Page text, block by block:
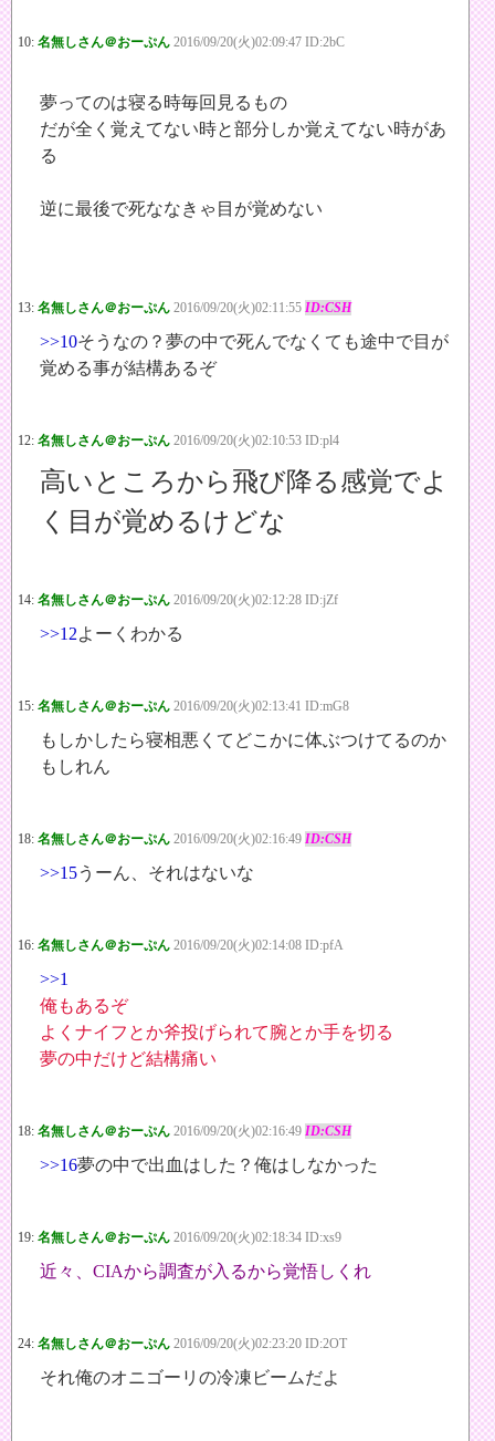
10: 名無しさん＠おーぷん 2016/09/20(火)02:09:47 ID:2bC
夢ってのは寝る時毎回見るもの
だが全く覚えてない時と部分しか覚えてない時があ
る
逆に最後で死ななきゃ目が覚めない
13: 名無しさん＠おーぷん 2016/09/20(火)02:11:55 ID:CSH
>>10そうなの？夢の中で死んでなくても途中で目が
覚める事が結構あるぞ
12: 名無しさん＠おーぷん 2016/09/20(火)02:10:53 ID:pl4
高いところから飛び降る感覚でよ
く目が覚めるけどな
14: 名無しさん＠おーぷん 2016/09/20(火)02:12:28 ID:jZf
>>12よーくわかる
15: 名無しさん＠おーぷん 2016/09/20(火)02:13:41 ID:mG8
もしかしたら寝相悪くてどこかに体ぶつけてるのか
もしれん
18: 名無しさん＠おーぷん 2016/09/20(火)02:16:49 ID:CSH
>>15うーん、それはないな
16: 名無しさん＠おーぷん 2016/09/20(火)02:14:08 ID:pfA
>>1
俺もあるぞ
よくナイフとか斧投げられて腕とか手を切る
夢の中だけど結構痛い
18: 名無しさん＠おーぷん 2016/09/20(火)02:16:49 ID:CSH
>>16夢の中で出血はした？俺はしなかった
19: 名無しさん＠おーぷん 2016/09/20(火)02:18:34 ID:xs9
近々、CIAから調査が入るから覚悟しくれ
24: 名無しさん＠おーぷん 2016/09/20(火)02:23:20 ID:2OT
それ俺のオニゴーリの冷凍ビームだよ